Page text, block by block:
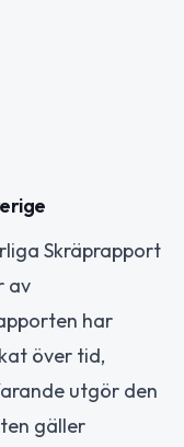
Skräprapport
av
har
över tid,
utgör den
gäller